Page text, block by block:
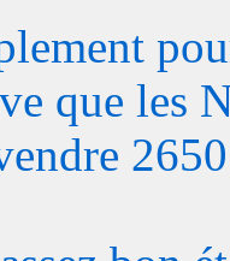
que les